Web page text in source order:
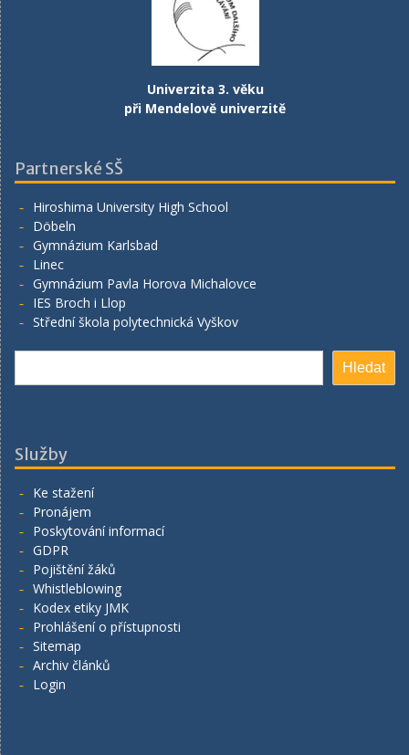
Univerzita 3. věku
při Mendelově univerzitě
Partnerské SŠ
Hiroshima University High School
Döbeln
Gymnázium Karlsbad
Linec
Gymnázium Pavla Horova Michalovce
IES Broch i Llop
Střední škola polytechnická Vyškov
Hledat
Služby
Ke stažení
Pronájem
Poskytování informací
GDPR
Pojištění žáků
Whistleblowing
Kodex etiky JMK
Prohlášení o přístupnosti
Sitemap
Archiv článků
Login